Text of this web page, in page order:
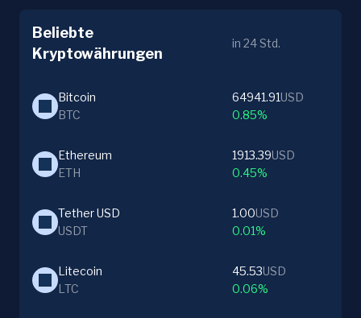
Beliebte
Kryptowährungen
in 24 Std.
Bitcoin
BTC
64941.91USD
0.85%
Ethereum
ETH
1913.39USD
0.45%
Tether USD
USDT
1.00USD
0.01%
Litecoin
LTC
45.53USD
0.06%